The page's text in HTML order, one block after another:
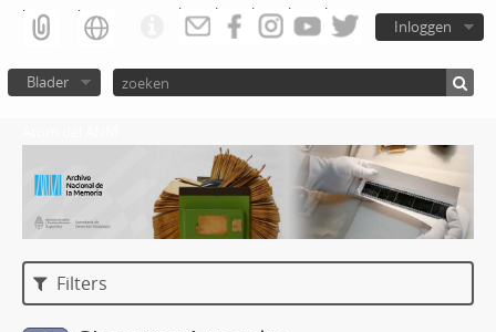
Inloggen
Blader
Filters